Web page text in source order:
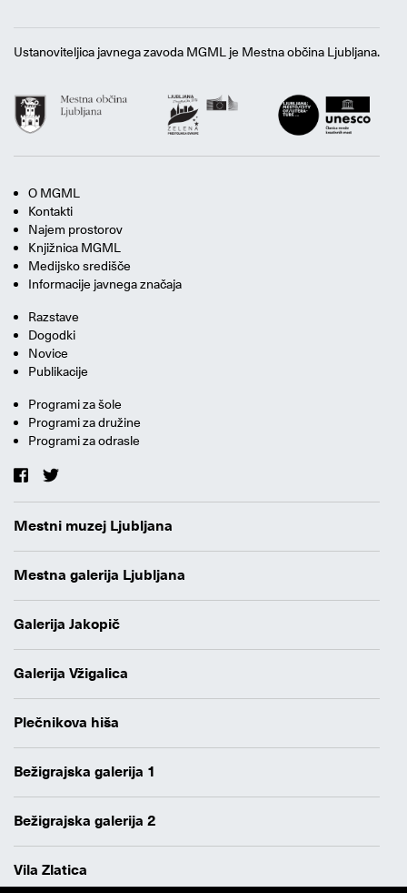
Ustanoviteljica javnega zavoda MGML je Mestna občina Ljubljana.
O MGML
Kontakti
Najem prostorov
Knjižnica MGML
Medijsko središče
Informacije javnega značaja
Razstave
Dogodki
Novice
Publikacije
Programi za šole
Programi za družine
Programi za odrasle
Mestni muzej Ljubljana
Mestna galerija Ljubljana
Galerija Jakopič
Galerija Vžigalica
Plečnikova hiša
Bežigrajska galerija 1
Bežigrajska galerija 2
Vila Zlatica